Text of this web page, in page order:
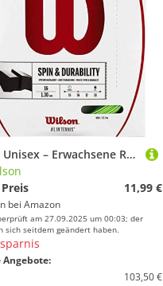
Wilson Unisex – Erwachsene Revolve Spin 16 Set GR Strings, Grün, 12,2 Meter
11,99 €
bei Amazon
am 27.09.2025 um 00:03; der
sich seitdem geändert haben.
103,50 €